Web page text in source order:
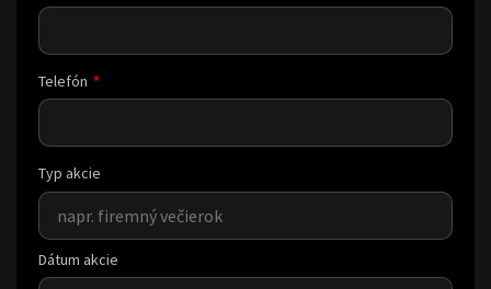
Telefón
Typ akcie
Dátum akcie